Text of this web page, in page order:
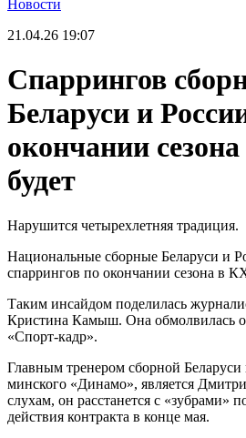
Новости
21.04.26 19:07
Спаррингов
Беларуси и
окончании
будет
Нарушится четырехлетняя традиция.
Национальные сборные Беларуси и
спаррингов по окончании сезона в
Таким инсайдом поделилась
Кристина Камыш. Она обмолвилась
«Спорт-кадр».
Главным тренером сборной
минского «Динамо», является
слухам, он расстанется с «зубрами»
действия контракта в конце мая.